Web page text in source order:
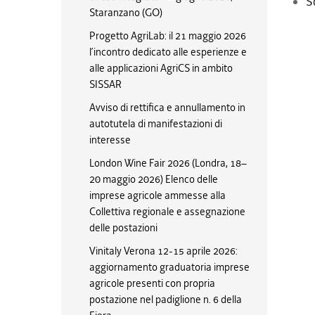
Staranzano (GO)
Progetto AgriLab: il 21 maggio 2026
l’incontro dedicato alle esperienze e
alle applicazioni AgriCS in ambito
SISSAR
Avviso di rettifica e annullamento in
autotutela di manifestazioni di
interesse
London Wine Fair 2026 (Londra, 18–
20 maggio 2026) Elenco delle
imprese agricole ammesse alla
Collettiva regionale e assegnazione
delle postazioni
Vinitaly Verona 12-15 aprile 2026:
aggiornamento graduatoria imprese
agricole presenti con propria
postazione nel padiglione n. 6 della